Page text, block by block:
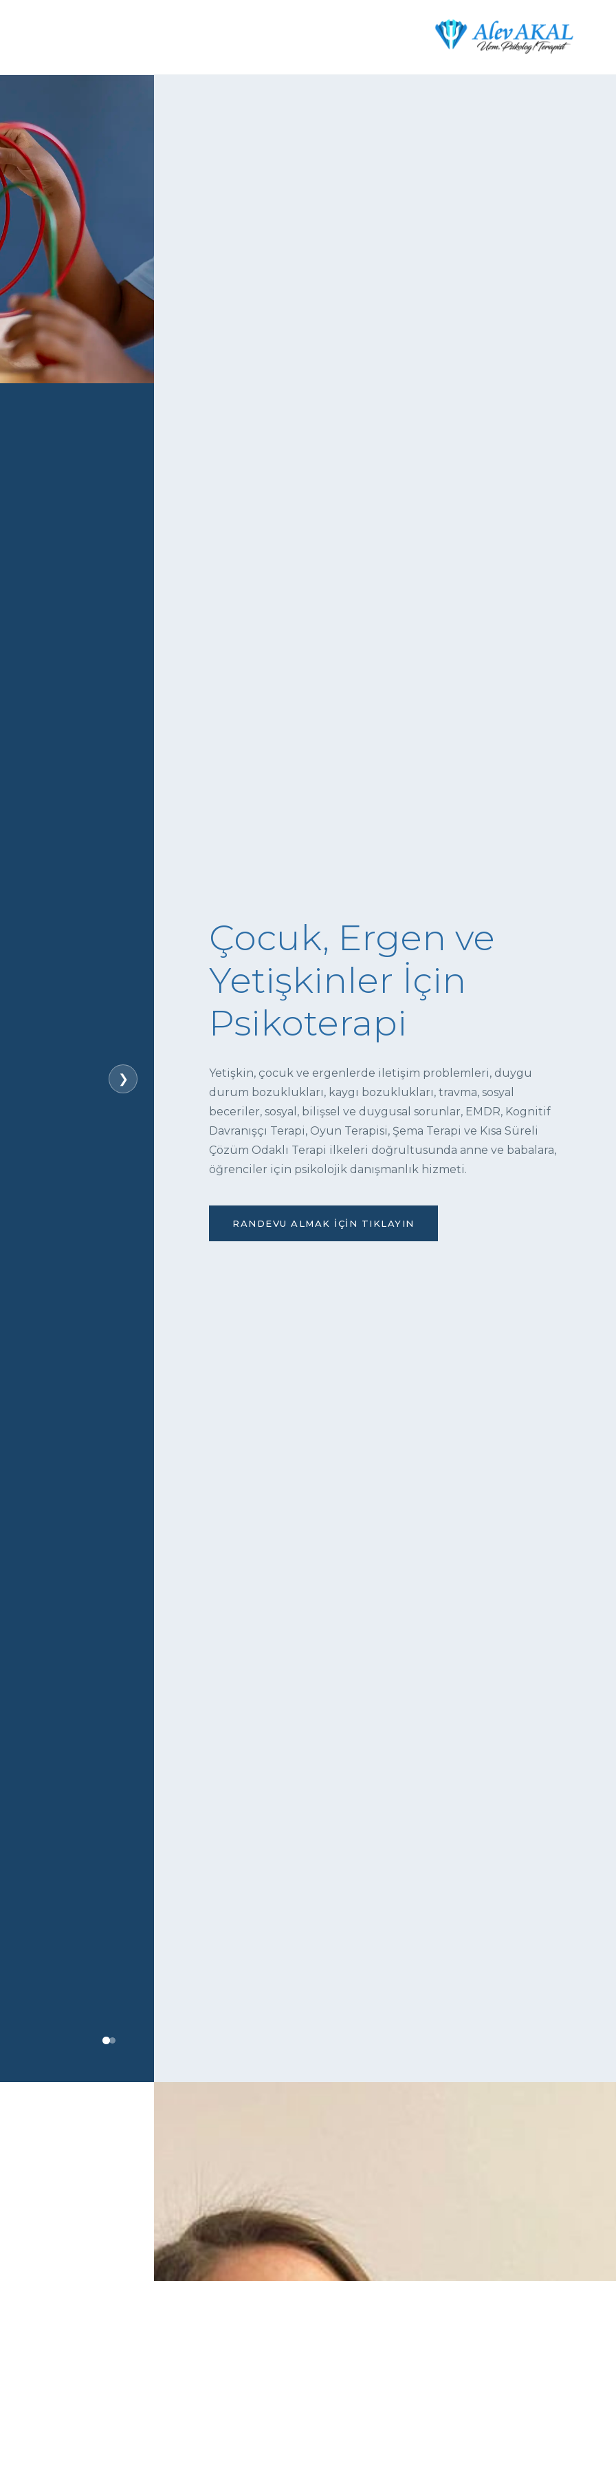
❯
Çocuk, Ergen ve
Yetişkinler İçin
Psikoterapi
Yetişkin, çocuk ve ergenlerde iletişim problemleri, duygu
durum bozuklukları, kaygı bozuklukları, travma, sosyal
beceriler, sosyal, bilişsel ve duygusal sorunlar, EMDR, Kognitif
Davranışçı Terapi, Oyun Terapisi, Şema Terapi ve Kısa Süreli
Çözüm Odaklı Terapi ilkeleri doğrultusunda anne ve babalara,
öğrenciler için psikolojik danışmanlık hizmeti.
RANDEVU ALMAK İÇIN TIKLAYIN